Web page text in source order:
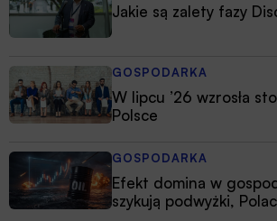
Jakie są zalety fazy
GOSPODARKA
W lipcu ’26 wzrosła
Polsce
GOSPODARKA
Efekt domina w
szykują podwyżki,